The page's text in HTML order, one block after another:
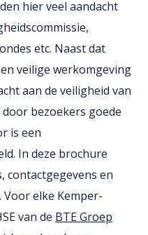
hier veel aandacht
etc. Naast dat
veilige werkomgeving
aan de veiligheid van
bezoekers goede
is een
In deze brochure
contactgegevens en
elke Kemper-
van de BTE Groep